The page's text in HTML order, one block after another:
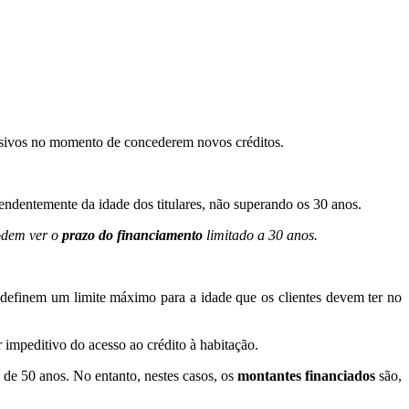
no momento de concederem novos créditos.
da idade dos titulares, não superando os 30 anos.
ver o prazo do financiamento limitado a 30 anos.
um limite máximo para a idade que os clientes devem ter no
do acesso ao crédito à habitação.
50 anos. No entanto, nestes casos, os montantes financiados são,